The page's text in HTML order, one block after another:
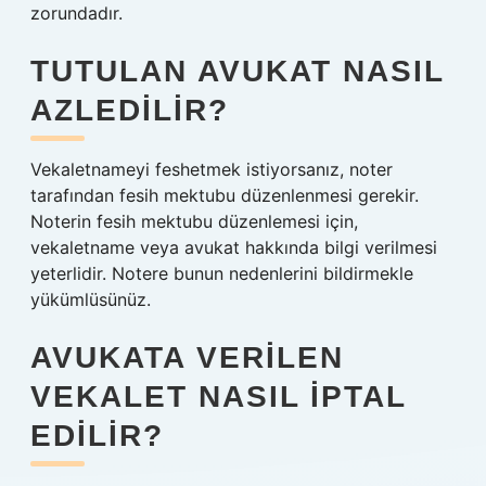
zorundadır.
TUTULAN AVUKAT NASIL
AZLEDILIR?
Vekaletnameyi feshetmek istiyorsanız, noter
tarafından fesih mektubu düzenlenmesi gerekir.
Noterin fesih mektubu düzenlemesi için,
vekaletname veya avukat hakkında bilgi verilmesi
yeterlidir. Notere bunun nedenlerini bildirmekle
yükümlüsünüz.
AVUKATA VERILEN
VEKALET NASIL IPTAL
EDILIR?